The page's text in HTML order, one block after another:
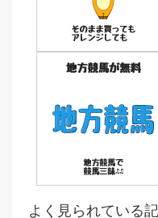
よく見られている